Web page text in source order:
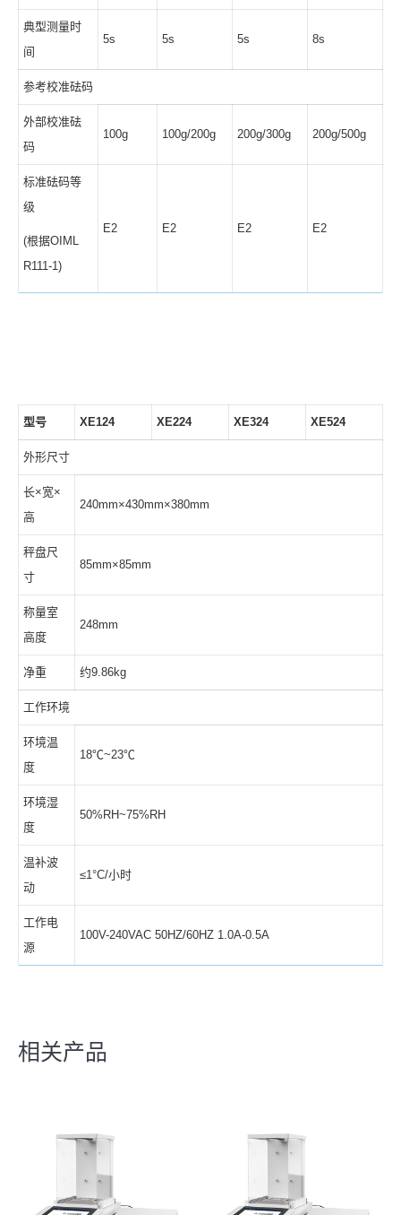
典型测量时
间
5s 5s 5s 8s
参考校准砝码
外部校准砝
码
100g 100g/200g 200g/300g 200g/500g
标准砝码等
级
(根据OIML
R111-1)
E2 E2 E2 E2
型号 XE124 XE224 XE324 XE524
外形尺寸
长×宽×
高
240mm×430mm×380mm
秤盘尺
寸
85mm×85mm
称量室
高度
248mm
净重 约9.86kg
工作环境
环境温
度
18℃~23℃
环境湿
度
50%RH~75%RH
温补波
动
≤1°C/小时
工作电
源
100V-240VAC 50HZ/60HZ 1.0A-0.5A
相关产品